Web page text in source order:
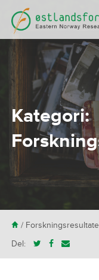
Kategori:
H/
Del: